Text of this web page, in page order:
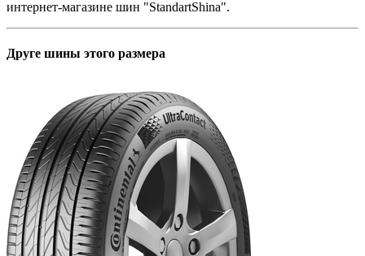
интернет-магазине шин "StandartShina".
Друге шины этого размера